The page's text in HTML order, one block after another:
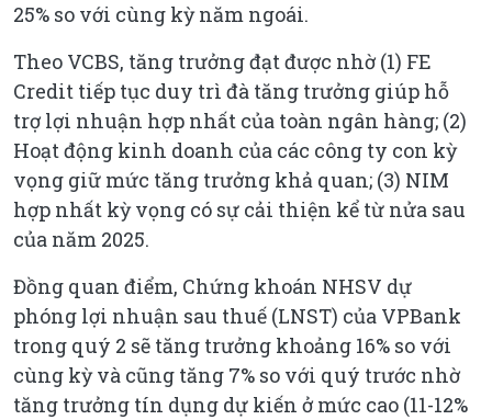
25% so với cùng kỳ năm ngoái.
Theo VCBS, tăng trưởng đạt được nhờ (1) FE
Credit tiếp tục duy trì đà tăng trưởng giúp hỗ
trợ lợi nhuận hợp nhất của toàn ngân hàng; (2)
Hoạt động kinh doanh của các công ty con kỳ
vọng giữ mức tăng trưởng khả quan; (3) NIM
hợp nhất kỳ vọng có sự cải thiện kể từ nửa sau
của năm 2025.
Đồng quan điểm, Chứng khoán NHSV dự
phóng lợi nhuận sau thuế (LNST) của VPBank
trong quý 2 sẽ tăng trưởng khoảng 16% so với
cùng kỳ và cũng tăng 7% so với quý trước nhờ
tăng trưởng tín dụng dự kiến ở mức cao (11-12%